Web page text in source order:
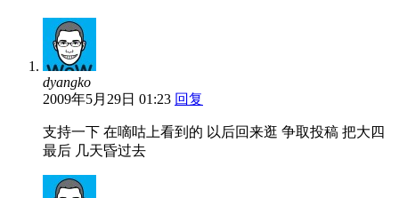
dyangko
2009年5月29日 01:23 回复
支持一下 在嘀咕上看到的 以后回来逛 争取投稿 把大四
最后 几天昏过去